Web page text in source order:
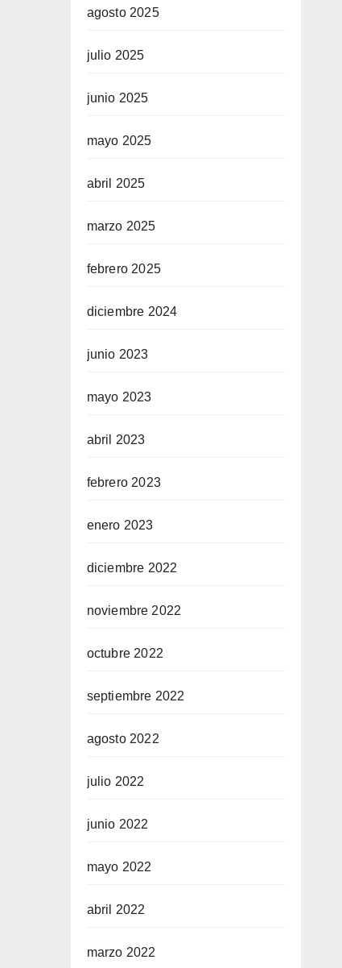
agosto 2025
julio 2025
junio 2025
mayo 2025
abril 2025
marzo 2025
febrero 2025
diciembre 2024
junio 2023
mayo 2023
abril 2023
febrero 2023
enero 2023
diciembre 2022
noviembre 2022
octubre 2022
septiembre 2022
agosto 2022
julio 2022
junio 2022
mayo 2022
abril 2022
marzo 2022